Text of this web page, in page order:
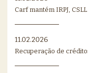
Carf mantém IRPJ,
11.02.2026
Recuperação de